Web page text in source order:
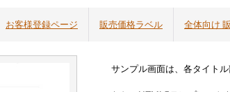
お客様登録ページ 販売価格ラベル 全体向け
サンプル画面は、各タイト